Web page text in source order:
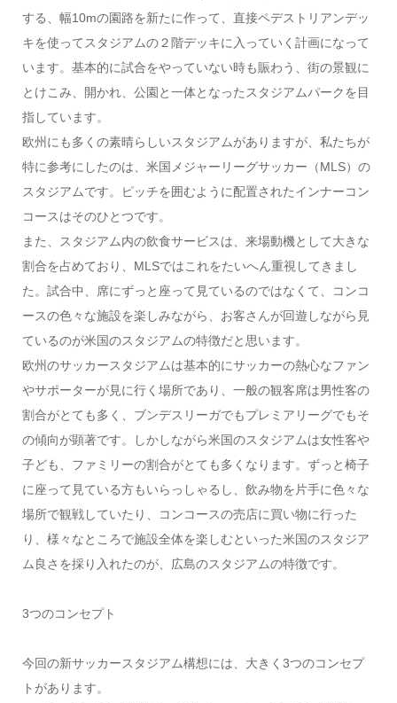
する、幅10mの園路を新たに作って、直接ペデストリアンデッ
キを使ってスタジアムの２階デッキに入っていく計画になって
います。基本的に試合をやっていない時も賑わう、街の景観に
とけこみ、開かれ、公園と一体となったスタジアムパークを目
指しています。
欧州にも多くの素晴らしいスタジアムがありますが、私たちが
特に参考にしたのは、米国メジャーリーグサッカー（MLS）の
スタジアムです。ピッチを囲むように配置されたインナーコン
コースはそのひとつです。
また、スタジアム内の飲食サービスは、来場動機として大きな
割合を占めており、MLSではこれをたいへん重視してきまし
た。試合中、席にずっと座って見ているのではなくて、コンコ
ースの色々な施設を楽しみながら、お客さんが回遊しながら見
ているのが米国のスタジアムの特徴だと思います。
欧州のサッカースタジアムは基本的にサッカーの熱心なファン
やサポーターが見に行く場所であり、一般の観客席は男性客の
割合がとても多く、ブンデスリーガでもプレミアリーグでもそ
の傾向が顕著です。しかしながら米国のスタジアムは女性客や
子ども、ファミリーの割合がとても多くなります。ずっと椅子
に座って見ている方もいらっしゃるし、飲み物を片手に色々な
場所で観戦していたり、コンコースの売店に買い物に行った
り、様々なところで施設全体を楽しむといった米国のスタジア
ム良さを採り入れたのが、広島のスタジアムの特徴です。
3つのコンセプト
今回の新サッカースタジアム構想には、大きく3つのコンセプ
トがあります。